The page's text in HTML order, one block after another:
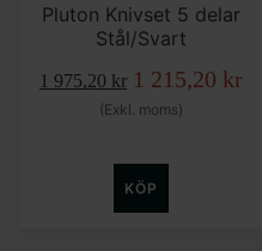
Pluton Knivset 5 delar
Stål/Svart
1 975,20 kr Det
1 215,20 kr
(Exkl. moms)
KÖP